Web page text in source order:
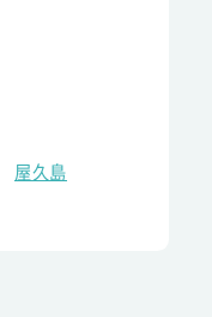
屋久島